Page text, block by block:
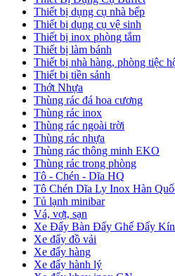
Thiết bị dụng cụ nhà bếp
Thiết bị dụng cụ vệ sinh
Thiết bị inox phòng tắm
Thiết bị làm bánh
Thiết bị nhà hàng, phòng tiệc
Thiết bị tiền sảnh
Thớt Nhựa
Thùng rác đá hoa cương
Thùng rác inox
Thùng rác ngoài trời
Thùng rác nhựa
Thùng rác thông minh EKO
Thùng rác trong phòng
Tô - Chén - Dĩa HQ
Tô Chén Dĩa Ly Inox Hàn
Tủ lạnh minibar
Vá, vợt, sạn
Xe Đẩy Bàn Đẩy Ghế Đẩy
Xe đẩy đồ vải
Xe đẩy hàng
Xe đẩy hành lý